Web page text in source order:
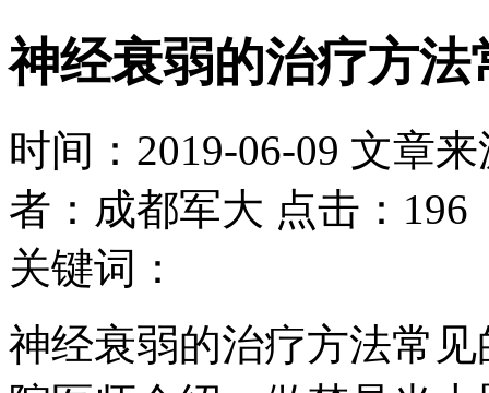
神经衰弱的治疗方法
时间：2019-06-09 文章
者：成都军大 点击：196
关键词：
神经衰弱的治疗方法常